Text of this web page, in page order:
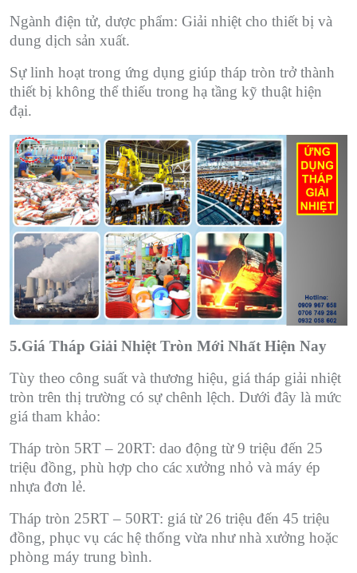
Ngành điện tử, dược phẩm: Giải nhiệt cho thiết bị và
dung dịch sản xuất.
Sự linh hoạt trong ứng dụng giúp tháp tròn trở thành
thiết bị không thể thiếu trong hạ tầng kỹ thuật hiện
đại.
5.Giá Tháp Giải Nhiệt Tròn Mới Nhất Hiện Nay
Tùy theo công suất và thương hiệu, giá tháp giải nhiệt
tròn trên thị trường có sự chênh lệch. Dưới đây là mức
giá tham khảo:
Tháp tròn 5RT – 20RT: dao động từ 9 triệu đến 25
triệu đồng, phù hợp cho các xưởng nhỏ và máy ép
nhựa đơn lẻ.
Tháp tròn 25RT – 50RT: giá từ 26 triệu đến 45 triệu
đồng, phục vụ các hệ thống vừa như nhà xưởng hoặc
phòng máy trung bình.